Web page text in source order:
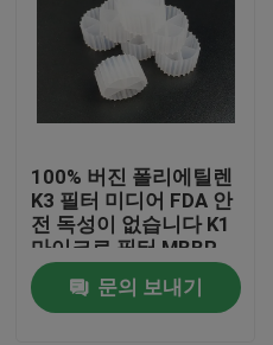
제품
회사 소개
공장 여행
품질 관리
문의하기
100% 버진 폴리에틸렌
K3 필터 미디어 FDA 안
전 독성이 없습니다 K1
마이크로 필터 MBBR
바이오 모버 원자로 중
국 제조업체문의 보내기